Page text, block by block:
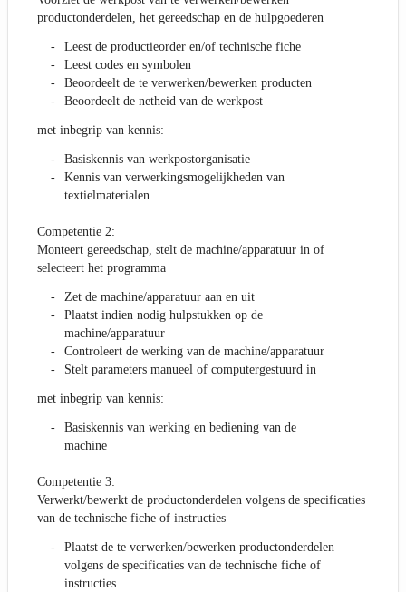
productonderdelen, het gereedschap en de hulpgoederen
Leest de productieorder en/of technische fiche
Leest codes en symbolen
Beoordeelt de te verwerken/bewerken producten
Beoordeelt de netheid van de werkpost
met inbegrip van kennis:
Basiskennis van werkpostorganisatie
Kennis van verwerkingsmogelijkheden van
textielmaterialen
Competentie 2:
Monteert gereedschap, stelt de machine/apparatuur in of
selecteert het programma
Zet de machine/apparatuur aan en uit
Plaatst indien nodig hulpstukken op de
machine/apparatuur
Controleert de werking van de machine/apparatuur
Stelt parameters manueel of computergestuurd in
met inbegrip van kennis:
Basiskennis van werking en bediening van de
machine
Competentie 3:
Verwerkt/bewerkt de productonderdelen volgens de specificaties
van de technische fiche of instructies
Plaatst de te verwerken/bewerken productonderdelen
volgens de specificaties van de technische fiche of
instructies